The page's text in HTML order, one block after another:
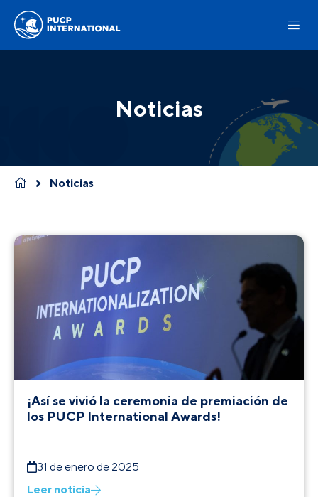
Noticias
Noticias
¡Así se vivió la ceremonia de premiación de
los PUCP International Awards!
31 de enero de 2025
Leer noticia